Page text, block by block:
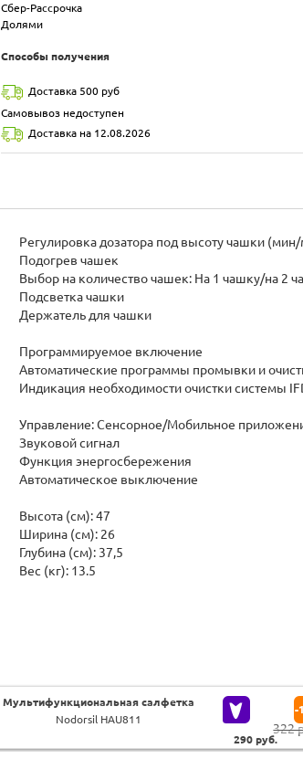
Сбер-Рассрочка
Долями
Способы получения
Доставка 500 руб
Самовывоз недоступен
Доставка на 12.08.2026
Регулировка дозатора под высоту чашки
Подогрев чашек
Выбор на количество чашек: На 1 чашку/на 2
Подсветка чашки
Держатель для чашки
Программируемое включение
Автоматические программы промывки и
Индикация необходимости очистки системы
Управление: Сенсорное/Мобильное
Звуковой сигнал
Функция энергосбережения
Автоматическое выключение
Высота (см): 47
Ширина (см): 26
Глубина (см): 37,5
Вес (кг): 13.5
Мультифункциональная салфетка
Nodorsil HAU811
290 руб.
322
-